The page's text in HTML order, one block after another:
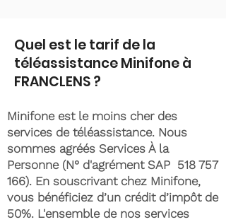
Quel est le tarif de la
téléassistance Minifone à
FRANCLENS ?
Minifone est le moins cher des
services de téléassistance. Nous
sommes agréés Services À la
Personne (N° d'agrément SAP 518 757
166). En souscrivant chez Minifone,
vous bénéficiez d’un crédit d’impôt de
50%. L'ensemble de nos services